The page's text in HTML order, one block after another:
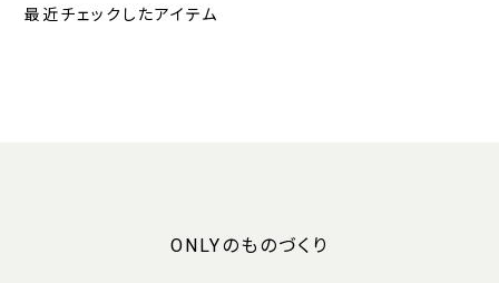
最近チェックしたアイテム
ONLYのものづくり